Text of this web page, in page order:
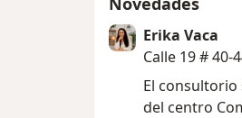
Erika Vaca
Calle 19 # 40-
El consultorio
del centro